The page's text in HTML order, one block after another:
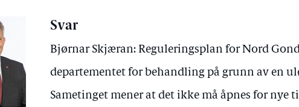
Svar
Bjørnar Skjæran: Reguleringsplan for Nord
departementet for behandling på grunn av en
Sametinget mener at det ikke må åpnes for nye